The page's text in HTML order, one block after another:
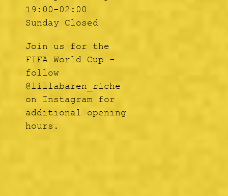
19:00-02:00
Sunday Closed
Join us for the
FIFA World Cup -
follow
@lillabaren_riche
on Instagram for
additional opening
hours.